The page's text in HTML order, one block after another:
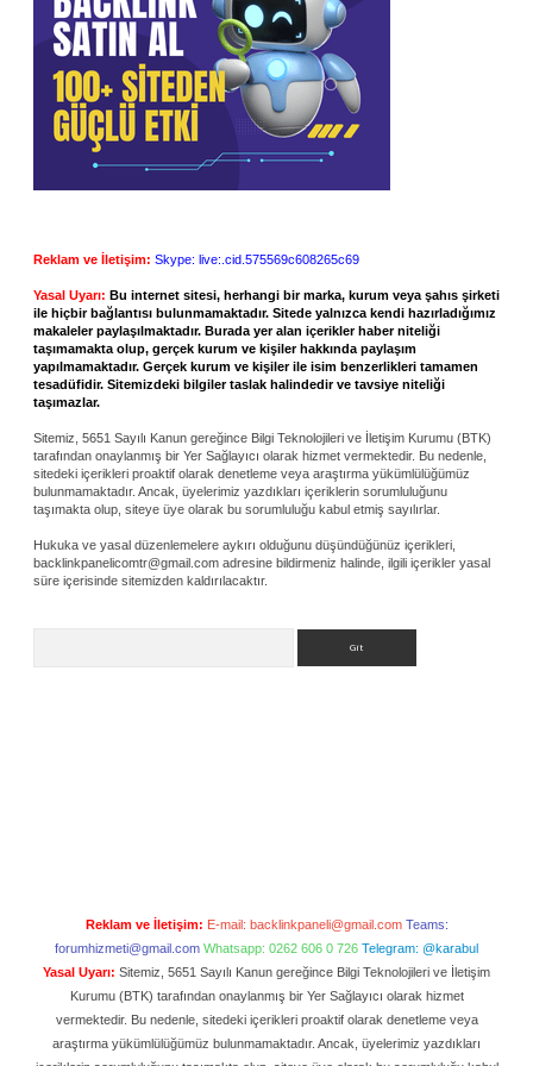
Reklam ve İletişim: Skype: live:.cid.575569c608265c69
Yasal Uyarı: Bu internet sitesi, herhangi bir marka, kurum veya şahıs şirketi
ile hiçbir bağlantısı bulunmamaktadır. Sitede yalnızca kendi hazırladığımız
makaleler paylaşılmaktadır. Burada yer alan içerikler haber niteliği
taşımamakta olup, gerçek kurum ve kişiler hakkında paylaşım
yapılmamaktadır. Gerçek kurum ve kişiler ile isim benzerlikleri tamamen
tesadüfidir. Sitemizdeki bilgiler taslak halindedir ve tavsiye niteliği
taşımazlar.
Sitemiz, 5651 Sayılı Kanun gereğince Bilgi Teknolojileri ve İletişim Kurumu (BTK)
tarafından onaylanmış bir Yer Sağlayıcı olarak hizmet vermektedir. Bu nedenle,
sitedeki içerikleri proaktif olarak denetleme veya araştırma yükümlülüğümüz
bulunmamaktadır. Ancak, üyelerimiz yazdıkları içeriklerin sorumluluğunu
taşımakta olup, siteye üye olarak bu sorumluluğu kabul etmiş sayılırlar.
Hukuka ve yasal düzenlemelere aykırı olduğunu düşündüğünüz içerikleri,
backlinkpanelicomtr@gmail.com adresine bildirmeniz halinde, ilgili içerikler yasal
süre içerisinde sitemizden kaldırılacaktır.
Reklam ve İletişim: E-mail: backlinkpaneli@gmail.com Teams:
forumhizmeti@gmail.com Whatsapp: 0262 606 0 726 Telegram: @karabul
Yasal Uyarı: Sitemiz, 5651 Sayılı Kanun gereğince Bilgi Teknolojileri ve İletişim
Kurumu (BTK) tarafından onaylanmış bir Yer Sağlayıcı olarak hizmet
vermektedir. Bu nedenle, sitedeki içerikleri proaktif olarak denetleme veya
araştırma yükümlülüğümüz bulunmamaktadır. Ancak, üyelerimiz yazdıkları